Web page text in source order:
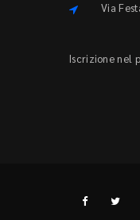
Via
Iscrizione nel